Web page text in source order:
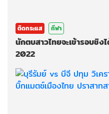
ติดกระแส กีฬา
นักตบสาวไทยจะเข้ารอบชิง
2022